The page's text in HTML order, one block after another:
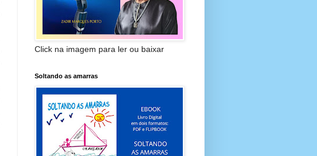
Click na imagem para ler ou baixar
Soltando as amarras